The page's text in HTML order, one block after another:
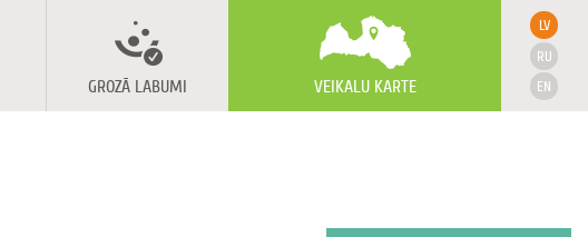
LV
RU
EN
VEIKALU KARTE
GROZĀ LABUMI